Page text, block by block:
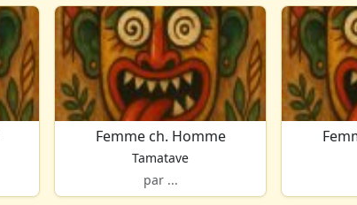
Femme ch. Homme
Tamatave
par ...